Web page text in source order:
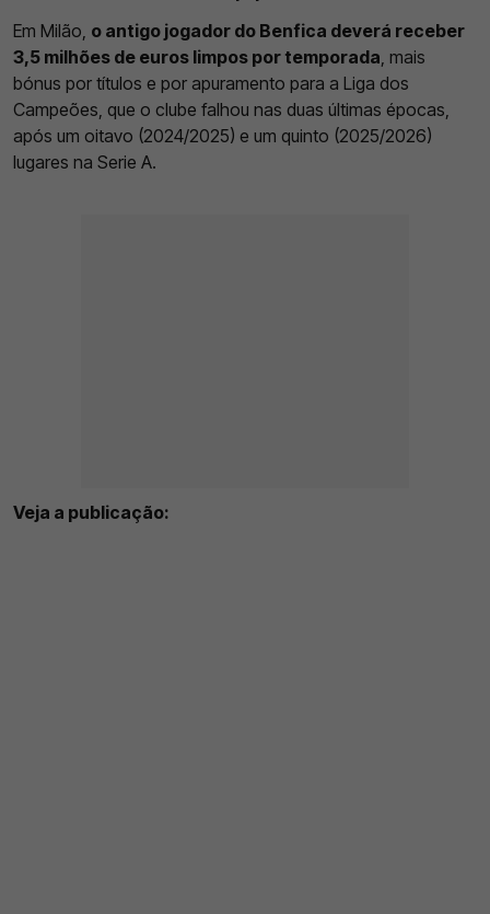
Em Milão, o antigo jogador do Benfica deverá receber
3,5 milhões de euros limpos por temporada, mais
bónus por títulos e por apuramento para a Liga dos
Campeões, que o clube falhou nas duas últimas épocas,
após um oitavo (2024/2025) e um quinto (2025/2026)
lugares na Serie A.
Veja a publicação: